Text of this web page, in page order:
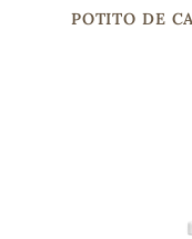
POTITO DE